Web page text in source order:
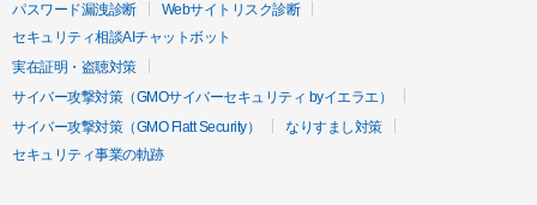
パスワード漏洩診断
Webサイトリスク診断
セキュリティ相談AIチャットボット
実在証明・盗聴対策
サイバー攻撃対策（GMOサイバーセキュリティ byイエラエ）
サイバー攻撃対策（GMO Flatt Security）
なりすまし対策
セキュリティ事業の軌跡